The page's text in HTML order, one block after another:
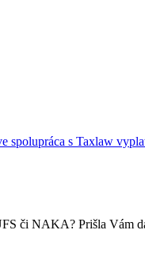
spolupráca s Taxlaw
či NAKA? Prišla Vám